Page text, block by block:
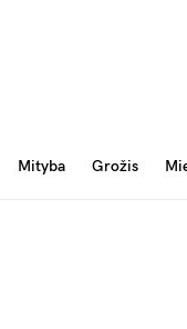
Mityba Grožis